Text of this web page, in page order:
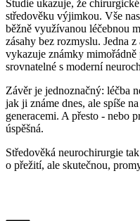
Studie ukazuje, že
středověku výjimkou. Vše
běžně využívanou léčebnou
zásahy bez rozmyslu. Jedna
vykazuje známky
srovnatelné s moderní
Závěr je jednoznačný: léčba
jak ji známe dnes, ale spíše
generacemi. A přesto - nebo
úspěšná.
Středověká neurochirurgie
o přežití, ale skutečnou,